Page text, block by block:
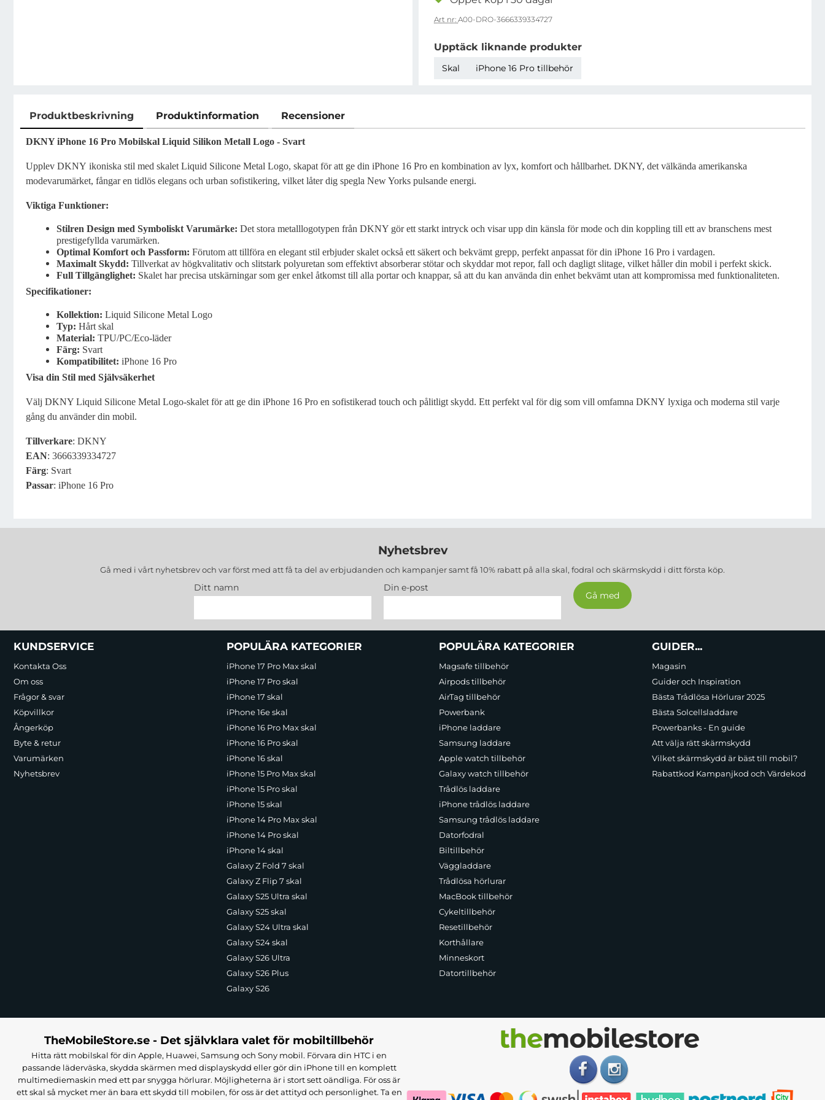
Art nr: A00-DRO-3666339334727
Upptäck liknande produkter
Skal iPhone 16 Pro tillbehör
Produktbeskrivning Produktinformation Recensioner
Produktbeskrivning
DKNY iPhone 16 Pro Mobilskal Liquid Silikon Metall Logo - Svart
Upplev DKNY ikoniska stil med skalet Liquid Silicone Metal Logo, skapat för att ge din iPhone 16 Pro en kombination av lyx, komfort och hållbarhet. DKNY, det välkända amerikanska
modevarumärket, fångar en tidlös elegans och urban sofistikering, vilket låter dig spegla New Yorks pulsande energi.
Viktiga Funktioner:
Stilren Design med Symboliskt Varumärke: Det stora metalllogotypen från DKNY gör ett starkt intryck och visar upp din känsla för mode och din koppling till ett av branschens mest
prestigefyllda varumärken.
Optimal Komfort och Passform: Förutom att tillföra en elegant stil erbjuder skalet också ett säkert och bekvämt grepp, perfekt anpassat för din iPhone 16 Pro i vardagen.
Maximalt Skydd: Tillverkat av högkvalitativ och slitstark polyuretan som effektivt absorberar stötar och skyddar mot repor, fall och dagligt slitage, vilket håller din mobil i perfekt skick.
Full Tillgänglighet: Skalet har precisa utskärningar som ger enkel åtkomst till alla portar och knappar, så att du kan använda din enhet bekvämt utan att kompromissa med funktionaliteten.
Specifikationer:
Kollektion: Liquid Silicone Metal Logo
Typ: Hårt skal
Material: TPU/PC/Eco-läder
Färg: Svart
Kompatibilitet: iPhone 16 Pro
Visa din Stil med Självsäkerhet
Välj DKNY Liquid Silicone Metal Logo-skalet för att ge din iPhone 16 Pro en sofistikerad touch och pålitligt skydd. Ett perfekt val för dig som vill omfamna DKNY lyxiga och moderna stil varje
gång du använder din mobil.
Tillverkare: DKNY
EAN: 3666339334727
Färg: Svart
Passar: iPhone 16 Pro
Nyhetsbrev
Gå med i vårt nyhetsbrev och var först med att få ta del av erbjudanden och kampanjer samt få 10% rabatt på alla skal, fodral och skärmskydd i ditt första köp.
Ditt namn Din e-post
Sidfot Blandad info och länkar
KUNDSERVICE
Kontakta Oss
Om oss
Frågor & svar
Köpvillkor
Ångerköp
Byte & retur
Varumärken
Nyhetsbrev
POPULÄRA KATEGORIER
iPhone 17 Pro Max skal
iPhone 17 Pro skal
iPhone 17 skal
iPhone 16e skal
iPhone 16 Pro Max skal
iPhone 16 Pro skal
iPhone 16 skal
iPhone 15 Pro Max skal
iPhone 15 Pro skal
iPhone 15 skal
iPhone 14 Pro Max skal
iPhone 14 Pro skal
iPhone 14 skal
Galaxy Z Fold 7 skal
Galaxy Z Flip 7 skal
Galaxy S25 Ultra skal
Galaxy S25 skal
Galaxy S24 Ultra skal
Galaxy S24 skal
Galaxy S26 Ultra
Galaxy S26 Plus
Galaxy S26
POPULÄRA KATEGORIER
Magsafe tillbehör
Airpods tillbehör
AirTag tillbehör
Powerbank
iPhone laddare
Samsung laddare
Apple watch tillbehör
Galaxy watch tillbehör
Trådlös laddare
iPhone trådlös laddare
Samsung trådlös laddare
Datorfodral
Biltillbehör
Väggladdare
Trådlösa hörlurar
MacBook tillbehör
Cykeltillbehör
Resetillbehör
Korthållare
Minneskort
Datortillbehör
GUIDER...
Magasin
Guider och Inspiration
Bästa Trådlösa Hörlurar 2025
Bästa Solcellsladdare
Powerbanks - En guide
Att välja rätt skärmskydd
Vilket skärmskydd är bäst till mobil?
Rabattkod Kampanjkod och Värdekod
TheMobileStore.se - Det självklara valet för mobiltillbehör
Hitta rätt mobilskal för din Apple, Huawei, Samsung och Sony mobil. Förvara din HTC i en
passande läderväska, skydda skärmen med displayskydd eller gör din iPhone till en komplett
multimediemaskin med ett par snygga hörlurar. Möjligheterna är i stort sett oändliga. För oss är
ett skal så mycket mer än bara ett skydd till mobilen, för oss är det attityd och personlighet. Ta en